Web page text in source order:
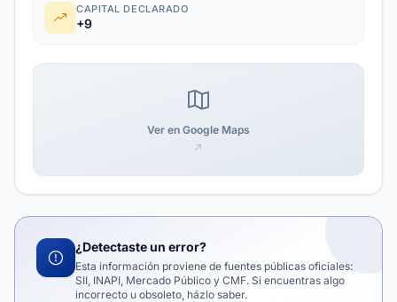
CAPITAL DECLARADO
+9
Ver en Google Maps
¿Detectaste un error?
Esta información proviene de fuentes públicas oficiales:
SII, INAPI, Mercado Público y CMF. Si encuentras algo
incorrecto u obsoleto, házlo saber.